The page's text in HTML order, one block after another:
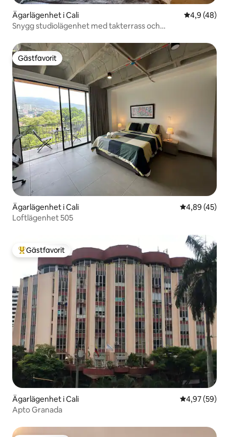
Ägarlägenhet i Cali 4,9 av 5 i
4,9 (48)
Snygg studiolägenhet med takterrass och
Gästfavorit
Gästfavorit
Ägarlägenhet i Cali 4,89 av 5 i
4,89 (45)
Loftlägenhet 505
Populär gästfavorit
Gästfavorit
Ägarlägenhet i Cali 4,97 av 5 i
4,97 (59)
Apto Granada